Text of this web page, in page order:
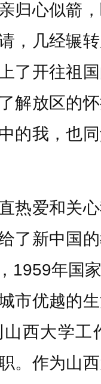
归心似箭
，几经辗
了开往祖
解放区的
的我，也
爱和关心
了新中国
1959年国
市优越的
西大学工
。作为山